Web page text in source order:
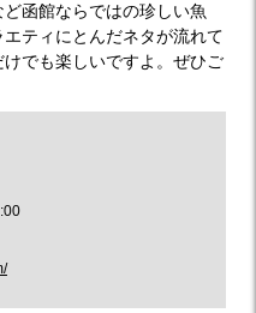
函館ならではの珍しい魚
ティにとんだネタが流れて
でも楽しいですよ。ぜひご